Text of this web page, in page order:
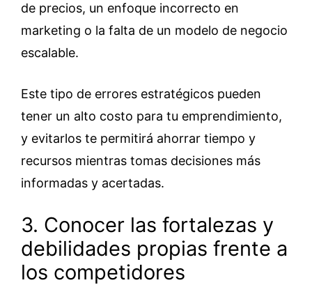
de precios, un enfoque incorrecto en
marketing o la falta de un modelo de negocio
escalable.
Este tipo de errores estratégicos pueden
tener un alto costo para tu emprendimiento,
y evitarlos te permitirá ahorrar tiempo y
recursos mientras tomas decisiones más
informadas y acertadas.
3. Conocer las fortalezas y
debilidades propias frente a
los competidores